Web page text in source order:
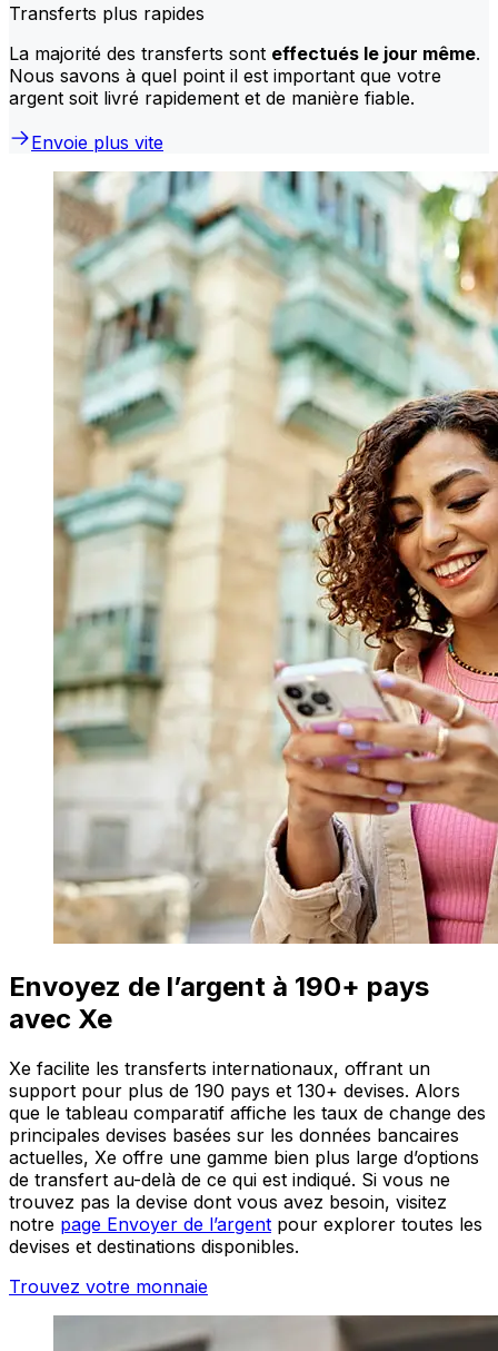
Transferts plus rapides
La majorité des transferts sont effectués le jour même.
Nous savons à quel point il est important que votre
argent soit livré rapidement et de manière fiable.
Envoie plus vite
Envoyez de l’argent à 190+ pays
avec Xe
Xe facilite les transferts internationaux, offrant un
support pour plus de 190 pays et 130+ devises. Alors
que le tableau comparatif affiche les taux de change des
principales devises basées sur les données bancaires
actuelles, Xe offre une gamme bien plus large d’options
de transfert au-delà de ce qui est indiqué. Si vous ne
trouvez pas la devise dont vous avez besoin, visitez
notre page Envoyer de l’argent pour explorer toutes les
devises et destinations disponibles.
Trouvez votre monnaie